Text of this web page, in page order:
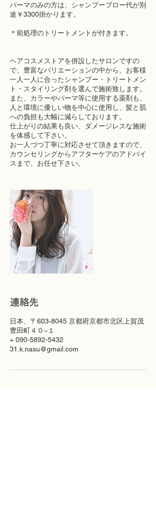
パーマのみの方は、シャンプーブロー代が別
途￥3300掛かります。
＊前処理のトリートメントが付きます。
ヘアコスメストアを併設したサロンですの
で、豊富なバリエーションの中から、お客様
一人一人に合ったシャンプー・トリートメン
ト・スタイリング剤を選んで施術致します。
また、カラーやパーマ等に使用する薬剤も、
人と環境に優しい物を中心に使用し、髪と肌
への負担も大幅に減らしております。
仕上がりの結果も良い、ダメージレスな施術
を体感して下さい。
お一人づつ丁寧に対応させて頂きますので、
カウンセリングからアフターケアのアドバイ
スまで、お任せ下さい。
連絡先
日本、〒603-8045 京都府京都市北区上賀茂
豊田町４０−１
+ 090-5892-5432
31.k.nasu@gmail.com